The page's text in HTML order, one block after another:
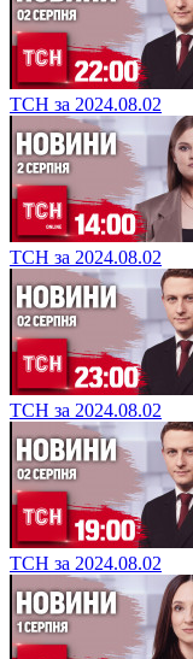
ТСН за 2024.08.02
ТСН за 2024.08.02
ТСН за 2024.08.02
ТСН за 2024.08.02